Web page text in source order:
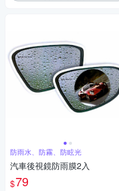
防雨水、防霧、防眩光
汽車後視鏡防雨膜2入
$79